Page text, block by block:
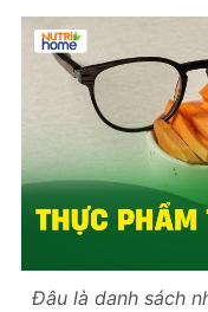
Đâu là danh sách